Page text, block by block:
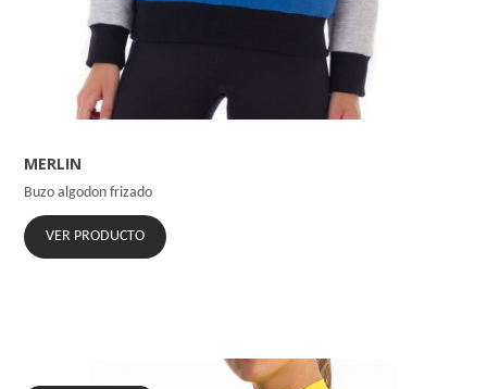
MERLIN
Buzo algodon frizado
VER PRODUCTO